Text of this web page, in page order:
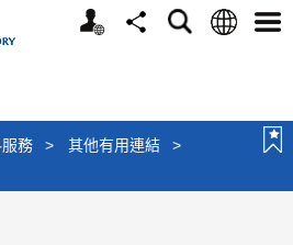
個
分
搜
語
選
務 > 其他有用連結
>